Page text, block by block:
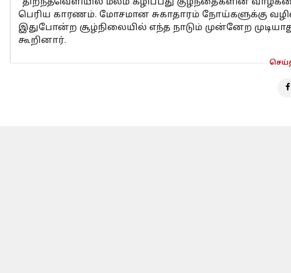
பெரிய காரணம். மோசமான சுகாதாரம் நோய்களுக்கு
இதுபோன்ற சூழ்நிலையில் எந்த நாடும் முன்னேற
கூறினார்.